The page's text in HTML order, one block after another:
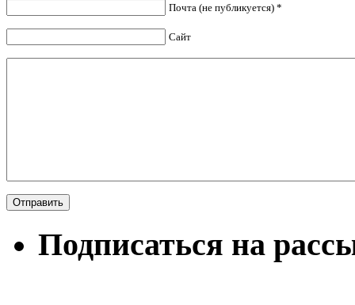
Почта (не публикуется) *
Сайт
Подписаться на